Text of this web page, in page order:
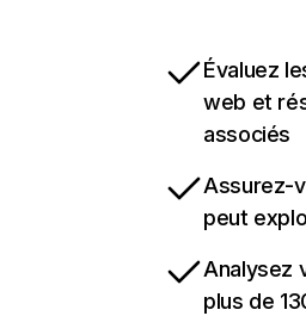
Évaluez
web et
associés
Assurez-
peut
Analysez
plus de